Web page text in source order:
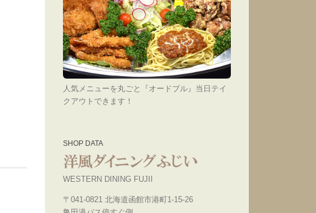
人気メニューを丸ごと『オードブル』当日テイ
クアウトできます！
SHOP DATA
WESTERN DINING FUJII
〒041-0821 北海道函館市港町1-15-26